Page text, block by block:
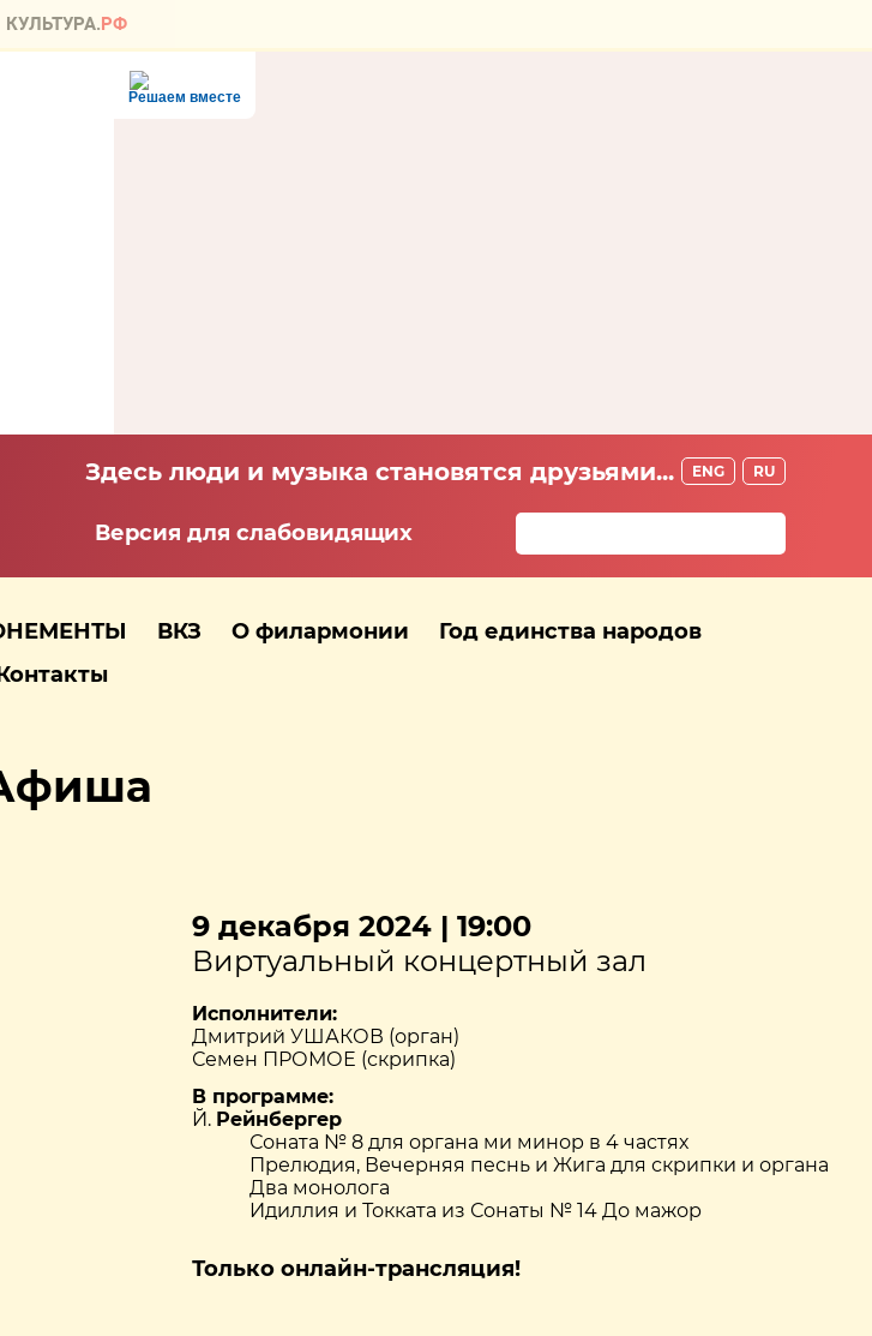
Решаем вместе
Здесь люди и музыка становятся друзьями... ENG RU
Версия для слабовидящих
ВКЗ О филармонии
Год единства народов
9 декабря 2024 | 19:00
Виртуальный концертный зал
Исполнители:
Дмитрий УШАКОВ (орган)
Семен ПРОМОЕ (скрипка)
В программе:
Й. Рейнбергер
Соната № 8 для органа ми минор в 4 частях
Прелюдия, Вечерняя песнь и Жига для скрипки и органа
Два монолога
Идиллия и Токката из Сонаты № 14 До мажор
Только онлайн-трансляция!